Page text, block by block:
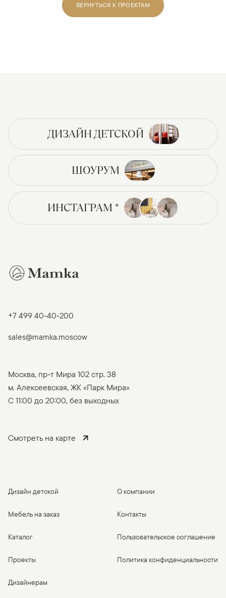
ВЕРНУТЬСЯ К ПРОЕКТАМ
ДИЗАЙН ДЕТСКОЙ
ШОУРУМ
ИНСТАГРАМ *
+7 499 40-40-200
sales@mamka.moscow
Москва, пр-т Мира 102 стр. 38
м. Алексеевская, ЖК «Парк Мира»
C 11:00 до 20:00, без выходных
Смотреть на карте
Дизайн детской
Мебель на заказ
Каталог
Проекты
Дизайнерам
О компании
Контакты
Пользовательское соглашение
Политика конфиденциальности